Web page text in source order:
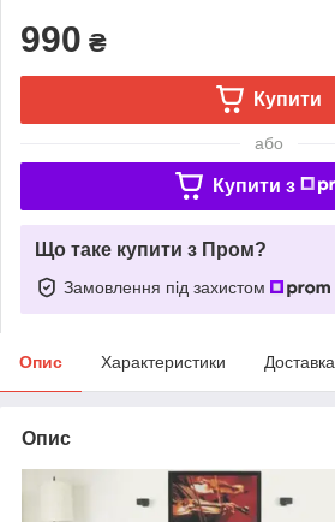
990 ₴
Купити
або
Купити з
Що таке купити з Пром?
Замовлення під захистом
Опис Характеристики Доставка
Опис